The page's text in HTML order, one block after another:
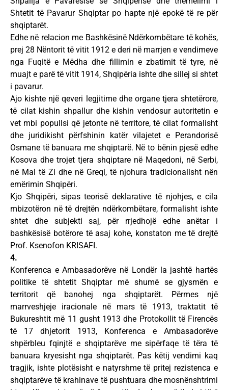
Shtetit të Pavarur Shqiptar po hapte një epokë të re për
shqiptarët.
Edhe në relacion me Bashkësinë Ndërkombëtare të kohës,
prej 28 Nëntorit të vitit 1912 e deri në marrjen e vendimeve
nga Fuqitë e Mëdha dhe fillimin e zbatimit të tyre, në
muajt e parë të vitit 1914, Shqipëria ishte dhe sillej si shtet
i pavarur.
Ajo kishte një qeveri legjitime dhe organe tjera shtetërore,
të cilat kishin shpallur dhe kishin vendosur autoritetin e
vet mbi popullsi që jetonte në territore, të cilat formalisht
dhe juridikisht përfshinin katër vilajetet e Perandorisë
Osmane të banuara me shqiptarë. Në to bënin pjesë edhe
Kosova dhe trojet tjera shqiptare në Maqedoni, në Serbi,
në Mal të Zi dhe në Greqi, të njohura tradicionalisht nën
emërimin Shqipëri.
Kjo Shqipëri, sipas teorisë deklarative të njohjes, e cila
mbizotëron në të drejtën ndërkombëtare, formalisht ishte
shtet dhe subjekti saj, për rrjedhojë edhe anëtar i
bashkësisë botërore të asaj kohe, konstaton me të drejtë
Prof. Ksenofon KRISAFI.
4.
Konferenca e Ambasadorëve në Londër la jashtë hartës
politike të shtetit Shqiptar më shumë se gjysmën e
territorit që banohej nga shqiptarët. Përmes një
marrveshjeje iracionale në mars të 1913, traktatit të
Bukureshtit më 11 gusht 1913 dhe Protokollit të Firencës
të 17 dhjetorit 1913, Konferenca e Ambasadorëve
shpërbleu fqinjtë e shqiptarëve me sipërfaqe të tëra të
banuara kryesisht nga shqiptarët. Pas këtij vendimi kaq
tragjik, ishte plotësisht e natyrshme të pritej rezistenca e
shqiptarëve të krahinave të pushtuara dhe mosnënshtrimi